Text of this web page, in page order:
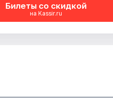
Билеты со скидкой
на Kassir.ru